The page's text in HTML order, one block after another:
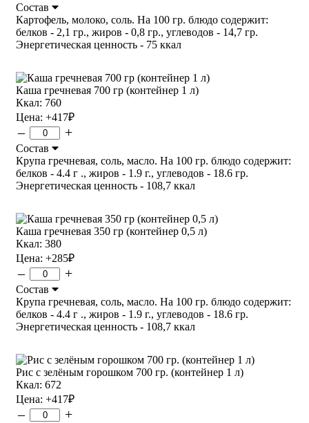
Состав
Картофель, молоко, соль. На 100 гр. блюдо содержит:
белков - 2,1 гр., жиров - 0,8 гр., углеводов - 14,7 гр.
Энергетическая ценность - 75 ккал
Каша гречневая 700 гр (контейнер 1 л)
Ккал: 760
Цена: +417₽
– +
Состав
Крупа гречневая, соль, масло. На 100 гр. блюдо содержит:
белков - 4.4 г ., жиров - 1.9 г., углеводов - 18.6 гр.
Энергетическая ценность - 108,7 ккал
Каша гречневая 350 гр (контейнер 0,5 л)
Ккал: 380
Цена: +285₽
– +
Состав
Крупа гречневая, соль, масло. На 100 гр. блюдо содержит:
белков - 4.4 г ., жиров - 1.9 г., углеводов - 18.6 гр.
Энергетическая ценность - 108,7 ккал
Рис с зелёным горошком 700 гр. (контейнер 1 л)
Ккал: 672
Цена: +417₽
– +